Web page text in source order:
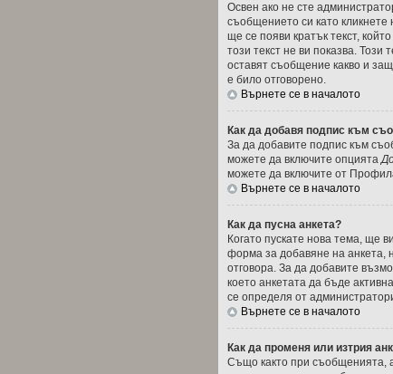
Освен ако не сте
съобщението си като кликнете
ще се появи кратък текст,
този текст не ви показва.
оставят съобщение какво и
е било отговорено.
Върнете се в началото
Как да добавя подпис към
За да добавите подпис към
можете да включите опцията
можете да включите от
Върнете се в началото
Как да пусна анкета?
Когато пускате нова тема, ще
форма за добавяне на анкета,
отговора. За да добавите
което анкетата да бъде
се определя от
Върнете се в началото
Как да променя или изтрия
Също както при съобщенията,